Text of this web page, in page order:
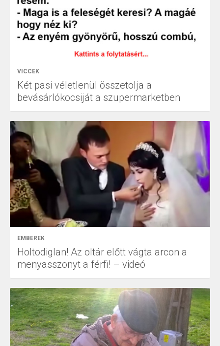
VICCEK
Két pasi véletlenül összetolja a
bevásárlókocsiját a szupermarketben
EMBEREK
Holtodiglan! Az oltár előtt vágta arcon a
menyasszonyt a férfi! – videó